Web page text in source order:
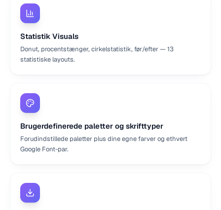
Statistik Visuals
Donut, procentstænger, cirkelstatistik, før/efter — 13
statistiske layouts.
Brugerdefinerede paletter og skrifttyper
Forudindstillede paletter plus dine egne farver og ethvert
Google Font-par.